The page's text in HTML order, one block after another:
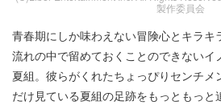
製作委員会
青春期にしか味わえない冒険心とキラキ
流れの中で留めておくことのできないイ
夏組。彼らがくれたちょっぴりセンチ
だけ見ている夏組の足跡をもっともっ